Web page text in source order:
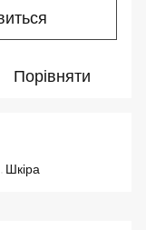
Порівняти
Шкіра